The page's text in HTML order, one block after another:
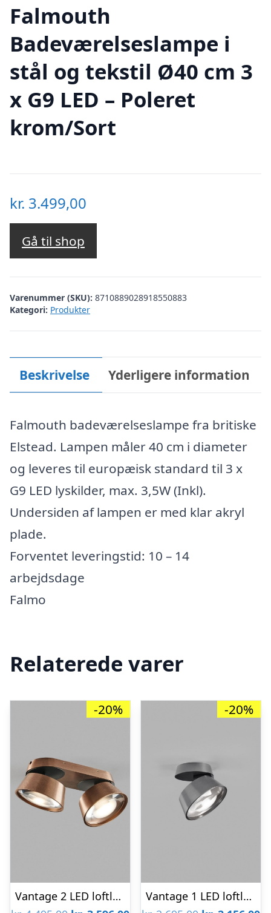
Falmouth
Badeværelseslampe i
stål og tekstil Ø40 cm 3
x G9 LED – Poleret
krom/Sort
kr. 3.499,00
Gå til shop
Varenummer (SKU): 8710889028918550883
Kategori: Produkter
Beskrivelse Yderligere information
Falmouth badeværelseslampe fra britiske
Elstead. Lampen måler 40 cm i diameter
og leveres til europæisk standard til 3 x
G9 LED lyskilder, max. 3,5W (Inkl).
Undersiden af lampen er med klar akryl
plade.
Forventet leveringstid: 10 – 14
arbejdsdage
Falmo
Relaterede varer
-20%
Vantage 2 LED loftlampe Rose Gold – 2700K – LIGHT-POINT
-20%
Vantage 1 LED loftlampe Titanium – 2700K – LIGHT-POINT